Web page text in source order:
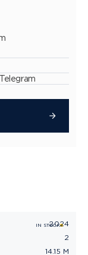
Telegram
IN STOCK2024
2
14.15 M